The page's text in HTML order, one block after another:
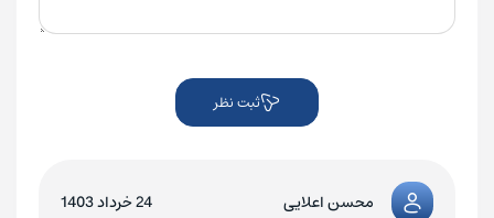
ثبت نظر
محسن اعلایی 24 خرداد 1403